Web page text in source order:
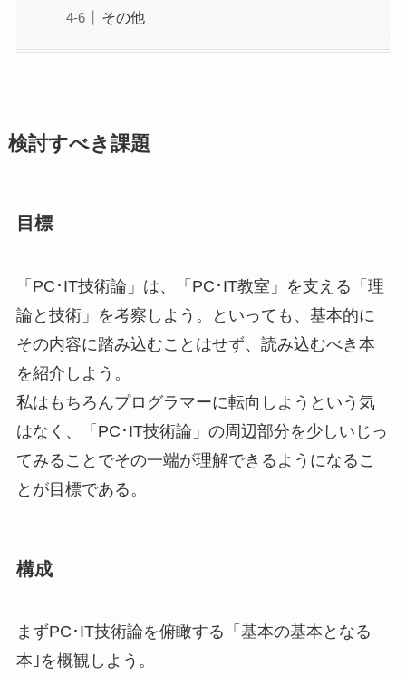
その他
検討すべき課題
目標
「PC･IT技術論」は、「PC･IT教室」を支える「理
論と技術」を考察しよう。といっても、基本的に
その内容に踏み込むことはせず、読み込むべき本
を紹介しよう。
私はもちろんプログラマーに転向しようという気
はなく、「PC･IT技術論」の周辺部分を少しいじっ
てみることでその一端が理解できるようになるこ
とが目標である。
構成
まずPC･IT技術論を俯瞰する「基本の基本となる
本｣を概観しよう。